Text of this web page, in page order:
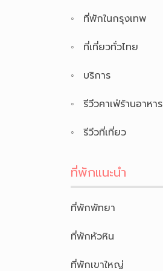
ที่พักในกรุงเทพ
ที่เที่ยวทั่วไทย
บริการ
รีวีวคาเฟ่ร้านอาหาร
รีวีวที่เที่ยว
ที่พักแนะนำ
ที่พักพัทยา
ที่พักหัวหิน
ที่พักเขาใหญ่